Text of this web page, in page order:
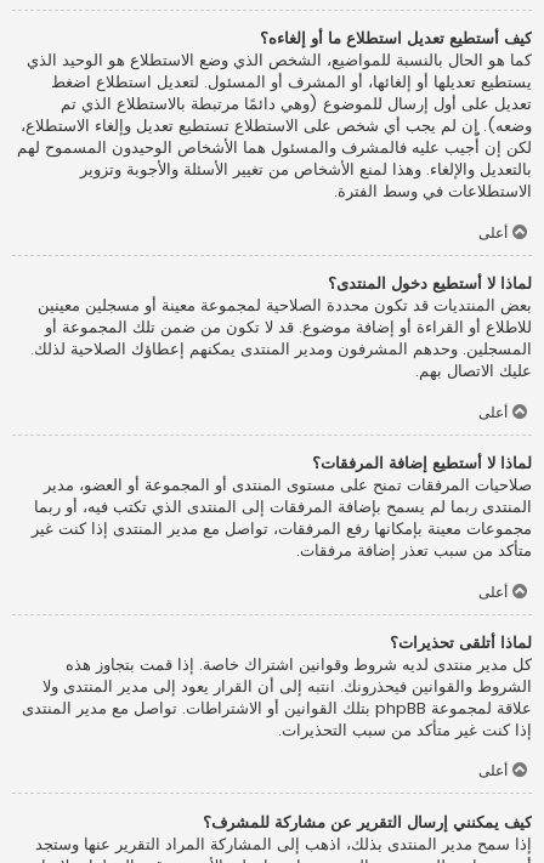
كيف أستطيع تعديل استطلاع ما أو إلغاءه؟
كما هو الحال بالنسبة للمواضيع، الشخص الذي وضع الاستطلاع هو الوحيد الذي
يستطيع تعديلها أو إلغائها، أو المشرف أو المسئول. لتعديل استطلاع اضغط
تعديل على أول إرسال للموضوع (وهي دائمًا مرتبطة بالاستطلاع الذي تم
وضعه). إن لم يجب أي شخص على الاستطلاع تستطيع تعديل وإلغاء الاستطلاع،
لكن إن أُجيب عليه فالمشرف والمسئول هما الأشخاص الوحيدون المسموح لهم
بالتعديل والإلغاء. وهذا لمنع الأشخاص من تغيير الأسئلة والأجوبة وتزوير
الاستطلاعات في وسط الفترة.
أعلى
لماذا لا أستطيع دخول المنتدى؟
بعض المنتديات قد تكون محددة الصلاحية لمجموعة معينة أو مسجلين معينين
للاطلاع أو القراءة أو إضافة موضوع. قد لا تكون من ضمن تلك المجموعة أو
المسجلين. وحدهم المشرفون ومدير المنتدى يمكنهم إعطاؤك الصلاحية لذلك.
عليك الاتصال بهم.
أعلى
لماذا لا أستطيع إضافة المرفقات؟
صلاحيات المرفقات تمنح على مستوى المنتدى أو المجموعة أو العضو، مدير
المنتدى ربما لم يسمح بإضافة المرفقات إلى المنتدى الذي تكتب فيه، أو ربما
مجموعات معينة بإمكانها رفع المرفقات، تواصل مع مدير المنتدى إذا كنت غير
متأكد من سبب تعذر إضافة مرفقات.
أعلى
لماذا أتلقى تحذيرات؟
كل مدير منتدى لديه شروط وقوانين اشتراك خاصة. إذا قمت بتجاوز هذه
الشروط والقوانين فيحذرونك. انتبه إلى أن القرار يعود إلى مدير المنتدى ولا
علاقة لمجموعة phpBB بتلك القوانين أو الاشتراطات. تواصل مع مدير المنتدى
إذا كنت غير متأكد من سبب التحذيرات.
أعلى
كيف يمكنني إرسال التقرير عن مشاركة للمشرف؟
إذا سمح مدير المنتدى بذلك، اذهب إلى المشاركة المراد التقرير عنها وستجد